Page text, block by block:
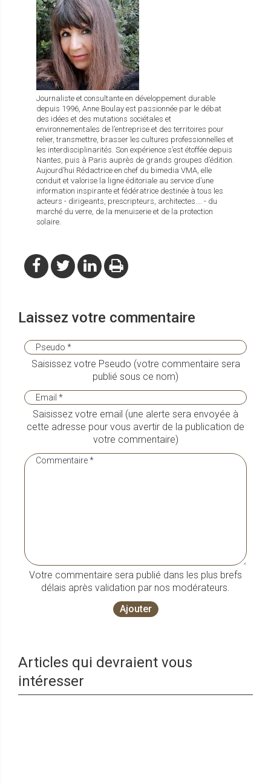
Journaliste et consultante en développement durable
depuis 1996, Anne Boulay est passionnée par le débat
des idées et des mutations sociétales et
environnementales de l’entreprise et des territoires pour
relier, transmettre, brasser les cultures professionnelles et
les interdisciplinarités. Son expérience s’est étoffée depuis
Nantes, puis à Paris auprès de grands groupes d’édition.
Aujourd’hui Rédactrice en chef du bimedia VMA, elle
conduit et valorise la ligne éditoriale au service d’une
information inspirante et fédératrice destinée à tous les
acteurs - dirigeants, prescripteurs, architectes…. - du
marché du verre, de la menuiserie et de la protection
solaire.
Laissez votre commentaire
Saisissez votre Pseudo (votre commentaire sera
publié sous ce nom)
Saisissez votre email (une alerte sera envoyée à
cette adresse pour vous avertir de la publication de
votre commentaire)
Votre commentaire sera publié dans les plus brefs
délais après validation par nos modérateurs.
Ajouter
Articles qui devraient vous
intéresser